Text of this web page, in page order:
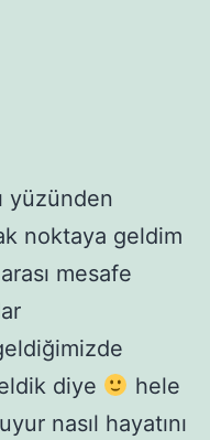
yüzünden
noktaya geldim
mesafe
diye
hele
nasıl hayatını